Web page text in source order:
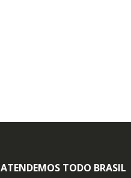
ATENDEMOS TODO BRASIL